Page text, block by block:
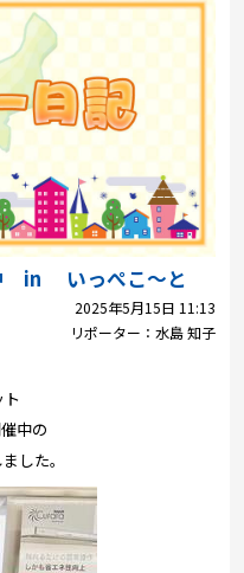
減災
in いっぺこ～と
2025年5月15日 11:13
リポーター： 水島 知子
ト
中の
した。